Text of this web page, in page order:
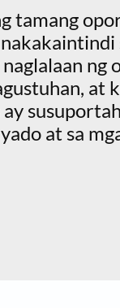
tamang
ng
at
at sa